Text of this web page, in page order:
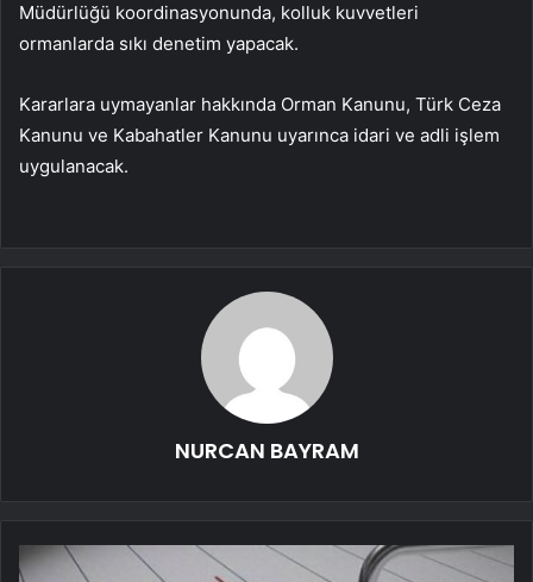
Müdürlüğü koordinasyonunda, kolluk kuvvetleri
ormanlarda sıkı denetim yapacak.
Kararlara uymayanlar hakkında Orman Kanunu, Türk Ceza
Kanunu ve Kabahatler Kanunu uyarınca idari ve adli işlem
uygulanacak.
NURCAN BAYRAM